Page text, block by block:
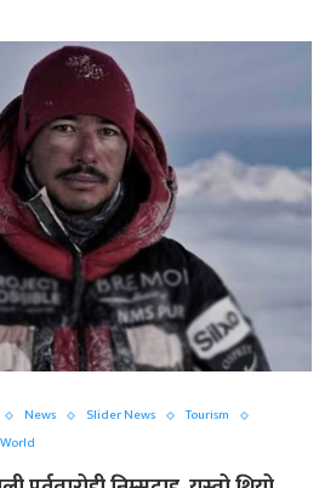
News Slider News
Tourism
World